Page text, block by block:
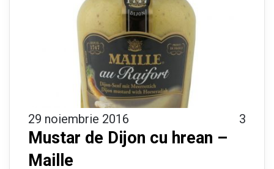
29 noiembrie 2016 3
Mustar de Dijon cu hrean –
Maille